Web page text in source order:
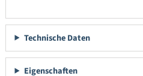
Technische Daten
Eigenschaften